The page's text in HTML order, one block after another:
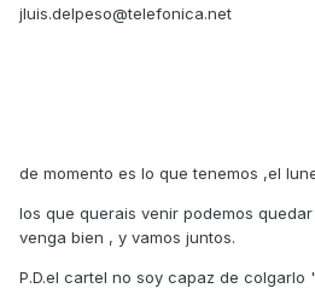
jluis.delpeso@telefonica.net
de momento es lo que tenemos ,el
los que querais venir podemos
venga bien , y vamos juntos.
P.D.el cartel no soy capaz de